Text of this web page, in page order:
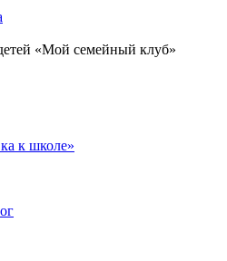
«Мой семейный клуб»
к школе»